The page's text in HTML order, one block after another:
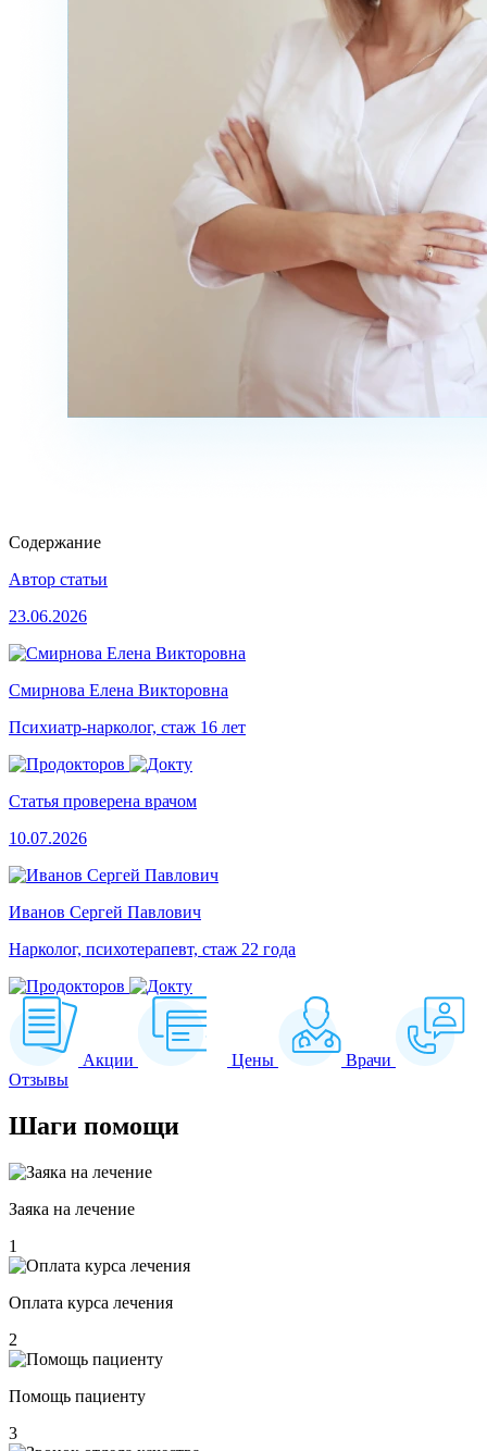
Содержание
Автор статьи
23.06.2026
Смирнова Елена Викторовна
Психиатр-нарколог, стаж 16 лет
Статья проверена врачом
10.07.2026
Иванов Сергей Павлович
Нарколог, психотерапевт, стаж 22 года
Акции Цены
Врачи
Отзывы
Шаги помощи
Заяка на лечение
1
Оплата курса лечения
2
Помощь пациенту
3